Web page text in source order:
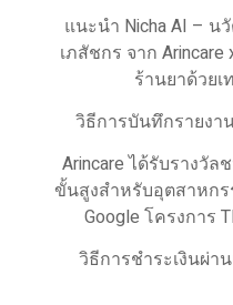
แนะนำ Nicha AI –
เภสัชกร จาก
ร้านยาด้วย
วิธีการบันทึกรายง
Arincare ได้รับรางวั
ขั้นสูงสำหรับอุตสาหก
Google โครงการ
วิธีการชำระเงินผ่า